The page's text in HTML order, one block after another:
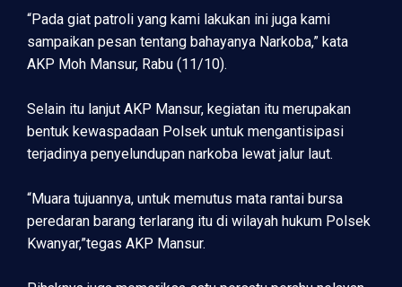
“Pada giat patroli yang kami lakukan ini juga kami
sampaikan pesan tentang bahayanya Narkoba,” kata
AKP Moh Mansur, Rabu (11/10).
Selain itu lanjut AKP Mansur, kegiatan itu merupakan
bentuk kewaspadaan Polsek untuk mengantisipasi
terjadinya penyelundupan narkoba lewat jalur laut.
“Muara tujuannya, untuk memutus mata rantai bursa
peredaran barang terlarang itu di wilayah hukum Polsek
Kwanyar,”tegas AKP Mansur.